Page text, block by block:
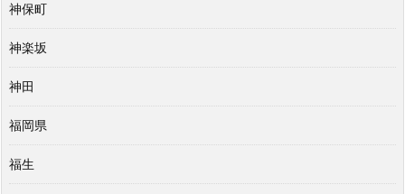
神保町
神楽坂
神田
福岡県
福生